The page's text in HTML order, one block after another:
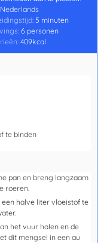
Nederlands
5 minuten
6 personen
409kcal
te binden
pan en breng langzaam
roeren.
halve liter vloeistof te
het vuur halen en de
dit mengsel in een au